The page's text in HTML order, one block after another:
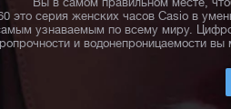
Вы в самом правильном месте,
это серия женских часов Casio в
узнаваемым по всему миру.
и водонепроницаемости